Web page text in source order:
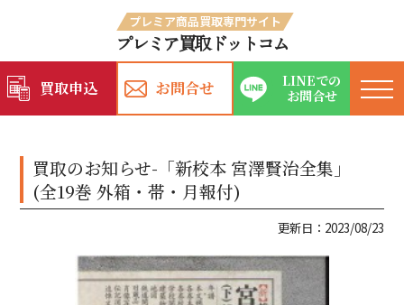
プレミア商品買取専門サイト
プレミア買取ドットコム
買取申込 お問合せ
LINEでの
お問合せ
買取のお知らせ-「新校本 宮澤賢治全集」
(全19巻 外箱・帯・月報付)
更新日：2023/08/23